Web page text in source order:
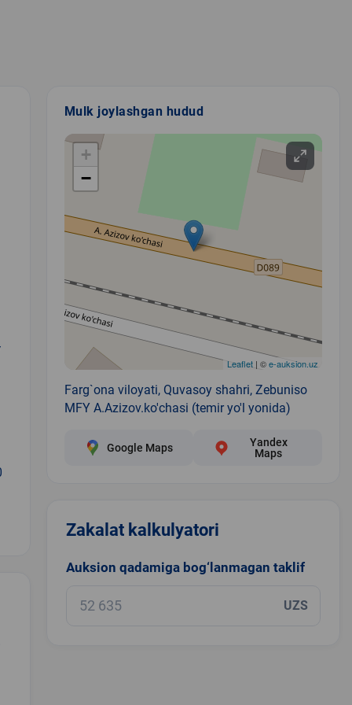
Mulk joylashgan hudud
+
−
Leaflet| ©e-auksion.uz
Farg`ona viloyati, Quvasoy shahri, Zebuniso
MFY A.Azizov.ko'chasi (temir yo'l yonida)
Google Maps
Yandex
Maps
Zakalat kalkulyatori
Auksion qadamiga bog‘lanmagan taklif
UZS